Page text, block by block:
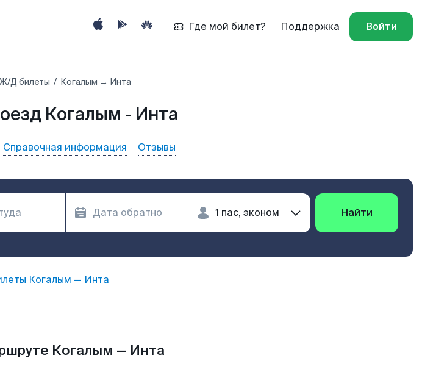
Где мой билет? Поддержка Войти
Ж/Д билеты Когалым → Инта
Когалым - Инта
Справочная информация Отзывы
Найти
Когалым — Инта
Когалым — Инта